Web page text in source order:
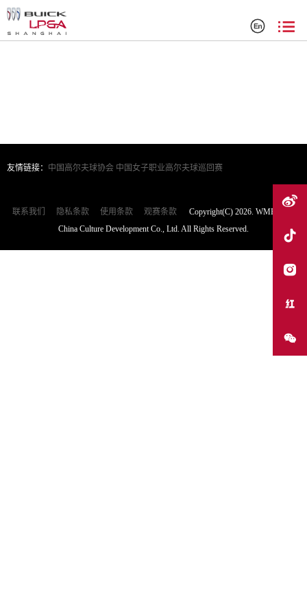
友情链接： 中国高尔夫球协会 中国女子职业高尔夫球巡回赛
联系我们 隐私条款 使用条款 观赛条款
Copyright(C) 2026. WME|IMG
China Culture Development Co., Ltd. All Rights Reserved.